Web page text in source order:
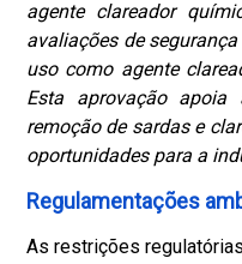
agente clareador
avaliações de
uso como agente
Esta aprovação apoia
remoção de sardas e
oportunidades para a
Regulamentações
As restrições